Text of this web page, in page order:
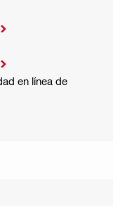
en línea de